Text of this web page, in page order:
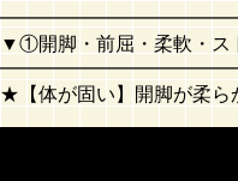
▼①開脚・前屈・柔軟・ス
★【体が固い】開脚が柔ら